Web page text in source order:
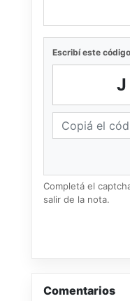
Escribí este
Completá el
salir de la nota.
Comentarios